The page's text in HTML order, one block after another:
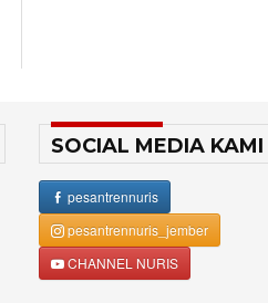
SOCIAL MEDIA KAMI
pesantrennuris
pesantrennuris_jember
CHANNEL NURIS